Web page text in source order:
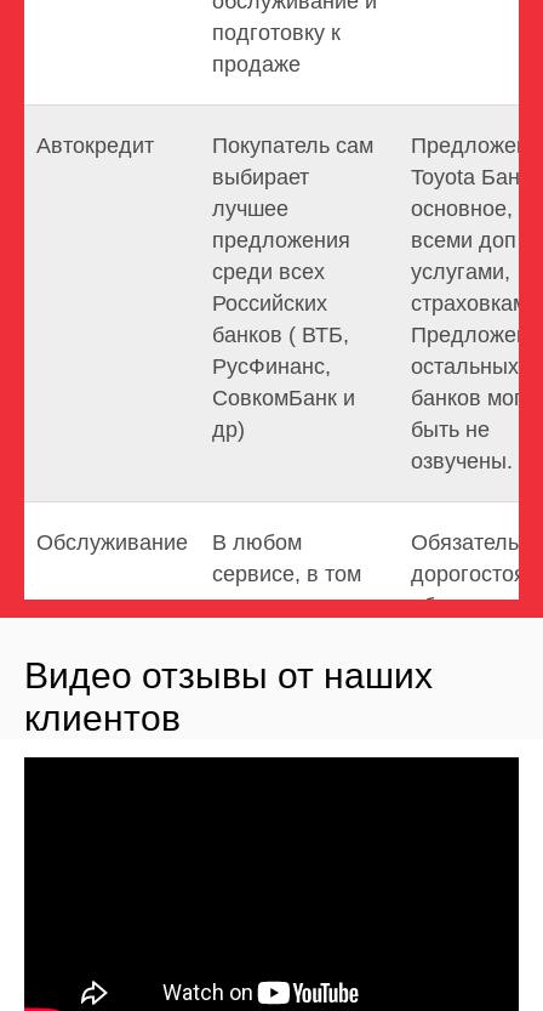
подготовку к
продаже
Автокредит
Покупатель сам
выбирает
лучшее
предложения
среди всех
Российских
банков ( ВТБ,
РусФинанс,
СовкомБанк и
др)
Toyota Банка
основное, со
всеми доп
услугами,
остальных
банков могут
быть не
озвучены.
Обслуживание
В любом
сервисе, в том
числе и
всему миру с
гарантии
сервисе при
Видео отзывы от наших
клиентов